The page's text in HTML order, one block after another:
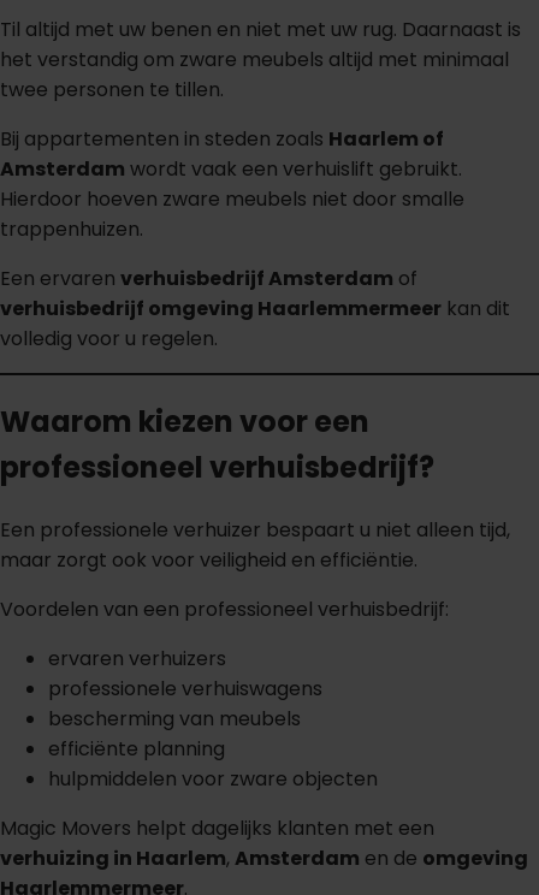
Til altijd met uw benen en niet met uw rug. Daarnaast is
het verstandig om zware meubels altijd met minimaal
twee personen te tillen.
Bij appartementen in steden zoals Haarlem of
Amsterdam wordt vaak een verhuislift gebruikt.
Hierdoor hoeven zware meubels niet door smalle
trappenhuizen.
Een ervaren verhuisbedrijf Amsterdam of
verhuisbedrijf omgeving Haarlemmermeer kan dit
volledig voor u regelen.
Waarom kiezen voor een
professioneel verhuisbedrijf?
Een professionele verhuizer bespaart u niet alleen tijd,
maar zorgt ook voor veiligheid en efficiëntie.
Voordelen van een professioneel verhuisbedrijf:
ervaren verhuizers
professionele verhuiswagens
bescherming van meubels
efficiënte planning
hulpmiddelen voor zware objecten
Magic Movers helpt dagelijks klanten met een
verhuizing in Haarlem, Amsterdam en de omgeving
Haarlemmermeer.